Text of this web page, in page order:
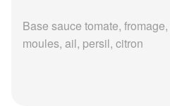
Base sauce tomate,
moules, ail, persil, citron